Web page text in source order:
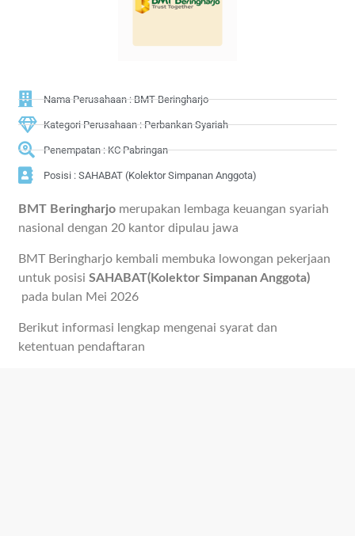
Nama Perusahaan : BMT Beringharjo
Kategori Perusahaan : Perbankan Syariah
Penempatan : KC Pabringan
Posisi : SAHABAT (Kolektor Simpanan Anggota)
BMT Beringharjo merupakan lembaga keuangan syariah
nasional dengan 20 kantor dipulau jawa
BMT Beringharjo kembali membuka lowongan pekerjaan
untuk posisiSAHABAT(Kolektor Simpanan Anggota)
pada bulan Mei 2026
Berikut informasi lengkap mengenai syarat dan
ketentuan pendaftaran